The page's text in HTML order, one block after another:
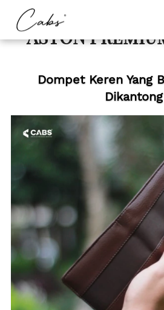
ASTON
Dompet Keren Yang
Dikantong